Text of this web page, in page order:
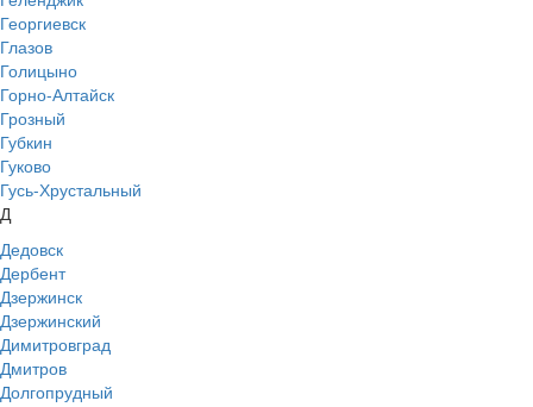
Георгиевск
Глазов
Голицыно
Горно-Алтайск
Грозный
Губкин
Гуково
Гусь-Хрустальный
Д
Дедовск
Дербент
Дзержинск
Дзержинский
Димитровград
Дмитров
Долгопрудный